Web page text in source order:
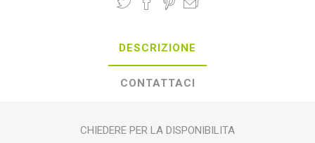
DESCRIZIONE
CONTATTACI
CHIEDERE PER LA DISPONIBILITA